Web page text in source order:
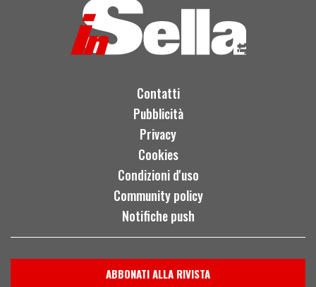
Contatti
Pubblicità
Privacy
Cookies
Condizioni d'uso
Community policy
Notifiche push
ABBONATI ALLA RIVISTA